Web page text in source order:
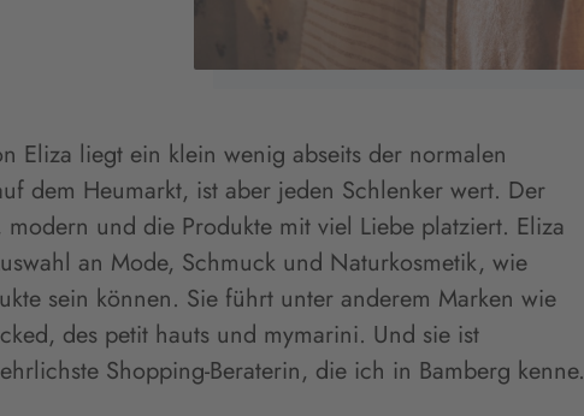
Eliza liegt ein klein wenig abseits der normalen
dem Heumarkt, ist aber jeden Schlenker wert. Der
und die Produkte mit viel Liebe platziert. Eliza
an Mode, Schmuck und Naturkosmetik, wie
sein können. Sie führt unter anderem Marken wie
des petit hauts und mymarini. Und sie ist
Shopping-Beraterin, die ich in Bamberg kenne.